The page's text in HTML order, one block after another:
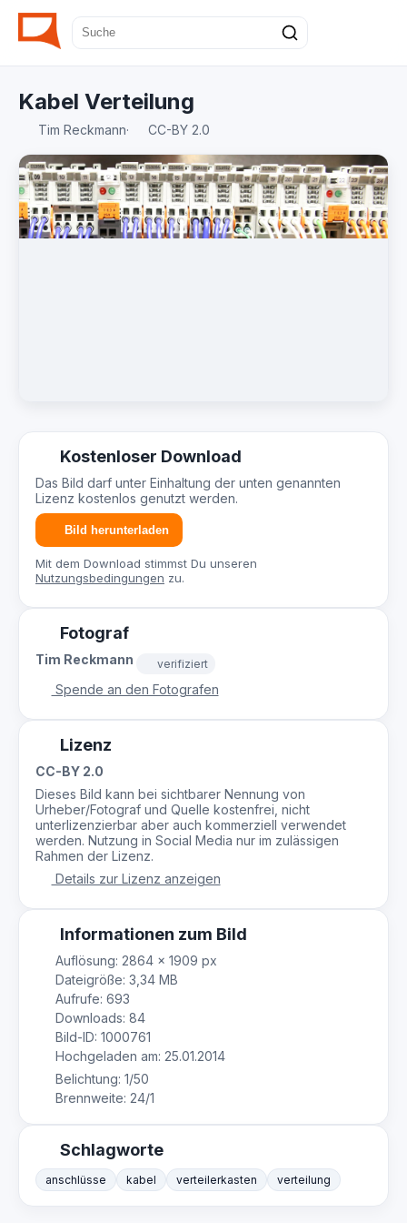
Kabel Verteilung
Tim Reckmann· CC-BY 2.0
Kostenloser Download
Das Bild darf unter Einhaltung der unten genannten
Lizenz kostenlos genutzt werden.
Bild herunterladen
Mit dem Download stimmst Du unseren
Nutzungsbedingungen zu.
Fotograf
Tim Reckmann verifiziert
Spende an den Fotografen
Lizenz
CC-BY 2.0
Dieses Bild kann bei sichtbarer Nennung von
Urheber/Fotograf und Quelle kostenfrei, nicht
unterlizenzierbar aber auch kommerziell verwendet
werden. Nutzung in Social Media nur im zulässigen
Rahmen der Lizenz.
Details zur Lizenz anzeigen
Informationen zum Bild
Auflösung: 2864 × 1909 px
Dateigröße: 3,34 MB
Aufrufe: 693
Downloads: 84
Bild-ID: 1000761
Hochgeladen am: 25.01.2014
Belichtung: 1/50
Brennweite: 24/1
Schlagworte
anschlüsse kabel verteilerkasten verteilung